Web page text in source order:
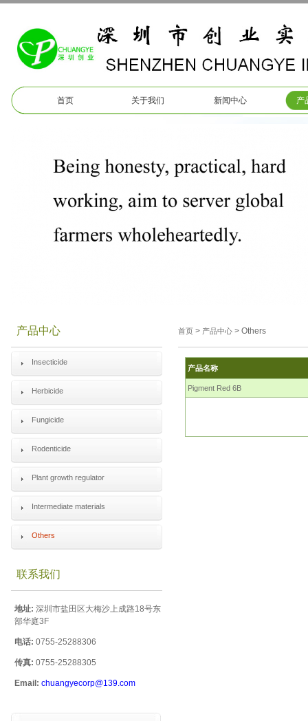
首页 关于我们 新闻中心 产
产品中心
Insecticide
Herbicide
Fungicide
Rodenticide
Plant growth regulator
Intermediate materials
Others
联系我们
地址: 深圳市盐田区大梅沙上成路18号东
部华庭3F
电话: 0755-25288306
传真: 0755-25288305
Email: chuangyecorp@139.com
首页> 产品中心> Others
产品名称
Pigment Red 6B